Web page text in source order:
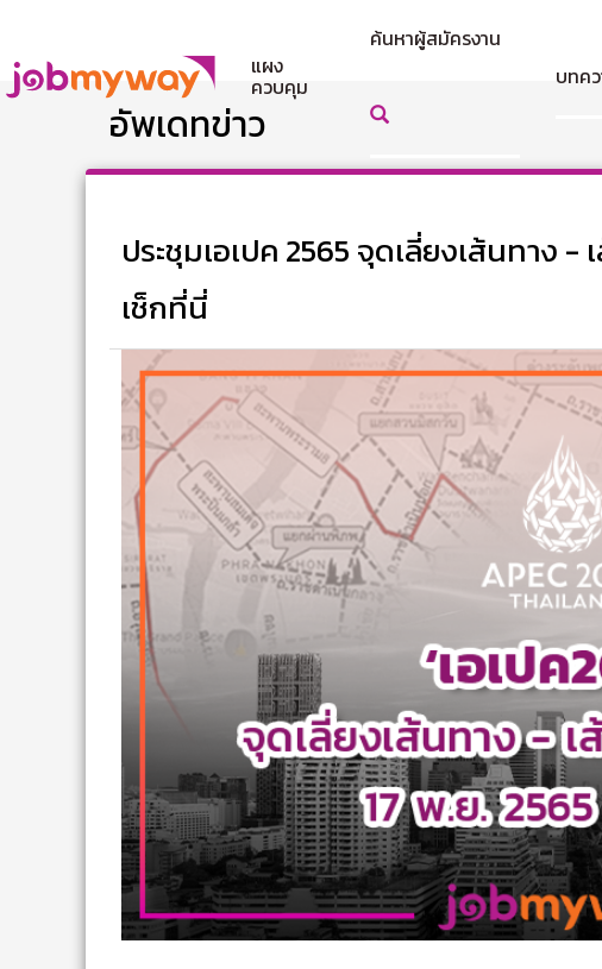
แผง
ควบคุม
ค้นหาผู้สมัครงาน
บทค
อัพเดทข่าว
ประชุมเอเปค 2565 จุดเลี่ยงเส้นทาง -
เช็กที่นี่